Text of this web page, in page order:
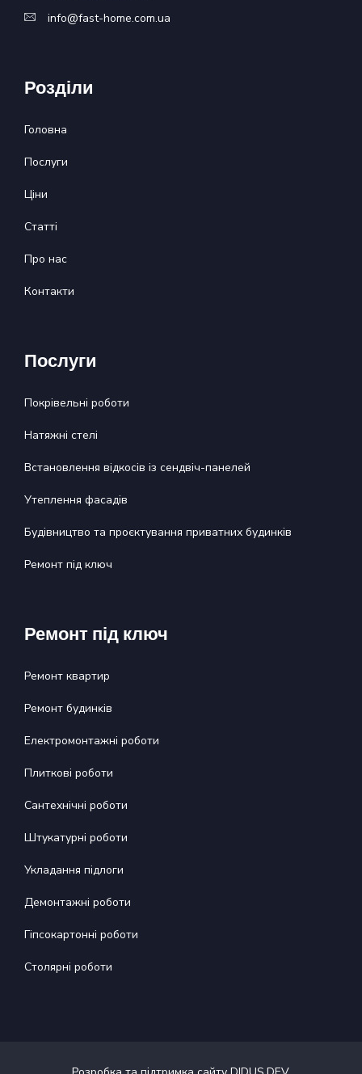
info@fast-home.com.ua
Розділи
Головна
Послуги
Ціни
Статті
Про нас
Контакти
Послуги
Покрівельні роботи
Натяжні стелі
Встановлення відкосів із сендвіч-панелей
Утеплення фасадів
Будівництво та проєктування приватних будинків
Ремонт під ключ
Ремонт під ключ
Ремонт квартир
Ремонт будинĸів
Електромонтажні роботи
Плиткові роботи
Сантехнічні роботи
Штукатурні роботи
Укладання підлоги
Демонтажні роботи
Гіпсокартонні роботи
Столярні роботи